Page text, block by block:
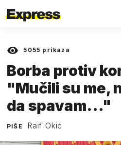
5055 prikaza
Borba protiv
"Mučili su me,
da spavam..."
PIŠE Raif Okić